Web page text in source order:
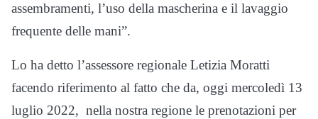
assembramenti, l’uso della mascherina e il lavaggio
frequente delle mani”.
Lo ha detto l’assessore regionale Letizia Moratti
facendo riferimento al fatto che da, oggi mercoledì 13
luglio 2022, nella nostra regione le prenotazioni per